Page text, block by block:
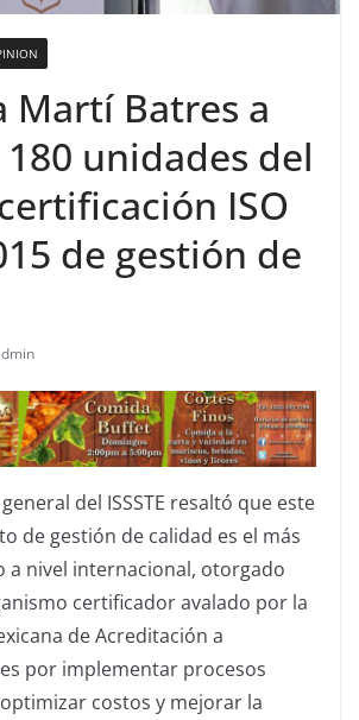
Martí Batres a
unidades del
certificación ISO
de gestión de
del ISSSTE resaltó que este
de gestión de calidad es el más
a nivel internacional, otorgado
certificador avalado por la
de Acreditación a
por implementar procesos
costos y mejorar la